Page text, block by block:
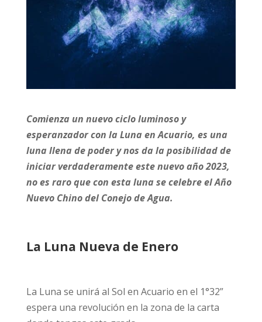
Comienza un nuevo ciclo luminoso y
esperanzador con la Luna en Acuario, es una
luna llena de poder y nos da la posibilidad de
iniciar verdaderamente este nuevo año 2023,
no es raro que con esta luna se celebre el Año
Nuevo Chino del Conejo de Agua.
La Luna Nueva de Enero
La Luna se unirá al Sol en Acuario en el 1°32”
espera una revolución en la zona de la carta